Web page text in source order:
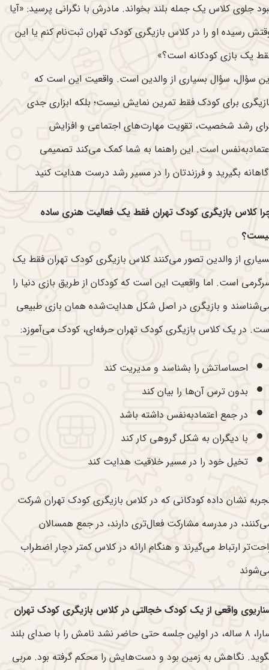
جلوی کلاس یک جمله بلند بخواند. مادرش با نگرانی پرسید: «آیا
رسیده او را در کلاس بازیگری کودک تهران ثبت‌نام کنم یا این
یک بازی کودکانه است؟»
سؤال، سؤال بسیاری از والدین است. واقعیت این است که
برای کودک فقط تمرین نمایش نیست؛ بلکه ابزاری جدی
رشد شخصیت، تقویت مهارت‌های اجتماعی و افزایش
است. این راهنما به شما کمک می‌کند تصمیمی
بگیرید و فرزندتان را در مسیر رشد درست هدایت کنید
کلاس بازیگری کودک تهران فقط یک فعالیت هنری ساده
از والدین تصور می‌کنند کلاس بازیگری کودک تهران فقط یک
است. اما واقعیت این است که کودکان از طریق بازی دنیا را
و بازیگری در اصل شکل هدایت‌شده همان بازی طبیعی
در یک کلاس بازیگری کودک تهران حرفه‌ای، کودک می‌آموزد:
احساساتش را بشناسد و مدیریت کند
بدون ترس آن‌ها را بیان کند
در جمع اعتمادبه‌نفس داشته باشد
با دیگران به شکل گروهی کار کند
تخیل خود را در مسیر خلاقیت هدایت کند
نشان داده کودکانی که در کلاس بازیگری کودک تهران شرکت
در مدرسه مشارکت فعال‌تری دارند، در جمع همسالان
ارتباط می‌گیرند و هنگام ارائه در کلاس کمتر دچار اضطراب
واقعی از یک کودک خجالتی در کلاس بازیگری کودک تهران
سارا، ۸ ساله، در اولین جلسه حتی حاضر نشد نامش را با صدای بلند
نگاهش به زمین بود و دست‌هایش را محکم گرفته بود. مربی